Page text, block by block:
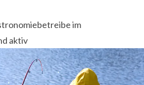
im
aktiv